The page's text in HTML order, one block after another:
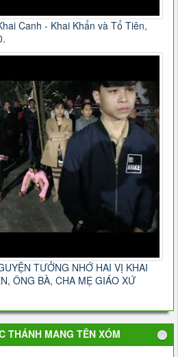
Canh - Khai Khẩn và Tổ Tiên,
TƯỞNG NHỚ HAI VỊ KHAI
ÔNG BÀ, CHA MẸ GIÁO XỨ
THÁNH MANG TÊN XÓM